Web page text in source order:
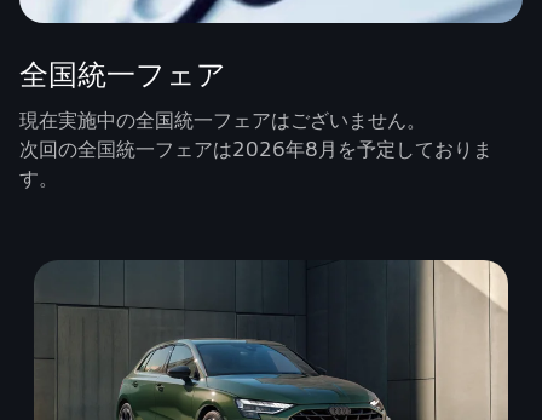
全国統一フェア
現在実施中の全国統一フェアはございません。
次回の全国統一フェアは2026年8月を予定しておりま
す。